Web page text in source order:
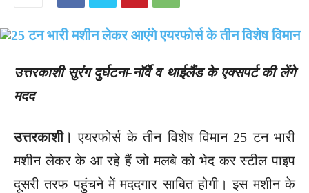
उत्तरकाशी सुरंग दुर्घटना-नॉर्वे व थाईलैंड के एक्सपर्ट की लेंगे
मदद
उत्तरकाशी। एयरफोर्स के तीन विशेष विमान 25 टन भारी
मशीन लेकर के आ रहे हैं जो मलबे को भेद कर स्टील पाइप
दूसरी तरफ पहुंचने में मददगार साबित होगी। इस मशीन के